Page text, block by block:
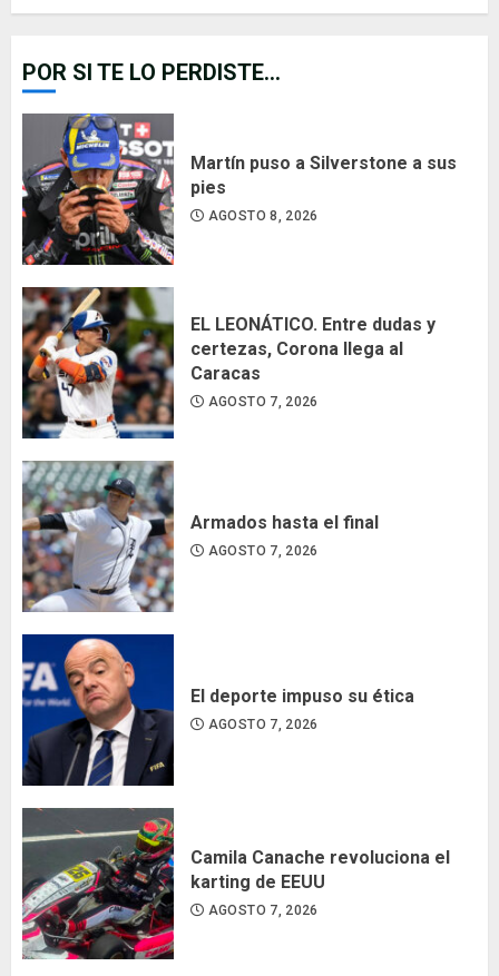
POR SI TE LO PERDISTE...
Martín puso a Silverstone a sus
pies
AGOSTO 8, 2026
EL LEONÁTICO. Entre dudas y
certezas, Corona llega al
Caracas
AGOSTO 7, 2026
Armados hasta el final
AGOSTO 7, 2026
El deporte impuso su ética
AGOSTO 7, 2026
Camila Canache revoluciona el
karting de EEUU
AGOSTO 7, 2026